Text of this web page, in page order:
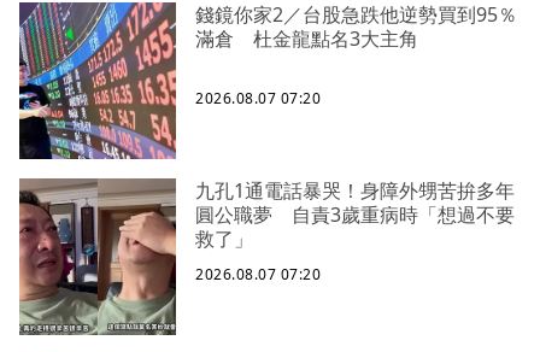
錢鏡你家2／台股急跌他逆勢買到95％
滿倉 杜金龍點名3大主角
2026.08.07 07:20
九孔1通電話暴哭！身障外甥苦拚多年
圓公職夢 自責3歲重病時「想過不要
救了」
2026.08.07 07:20